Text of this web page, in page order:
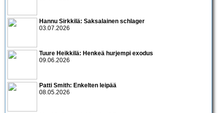
Hannu Sirkkilä: Saksalainen schlager
03.07.2026
Tuure Heikkilä: Henkeä hurjempi exodus
09.06.2026
Patti Smith: Enkelten leipää
08.05.2026